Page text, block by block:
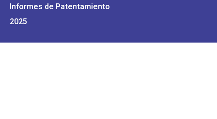
Informes de Patentamiento
2025